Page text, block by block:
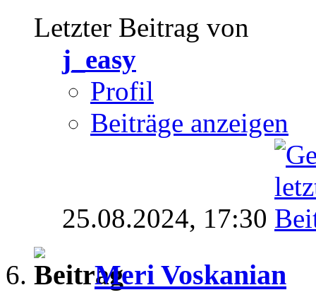
Letzter Beitrag von
j_easy
Profil
Beiträge anzeigen
25.08.2024, 17:30
Meri Voskanian